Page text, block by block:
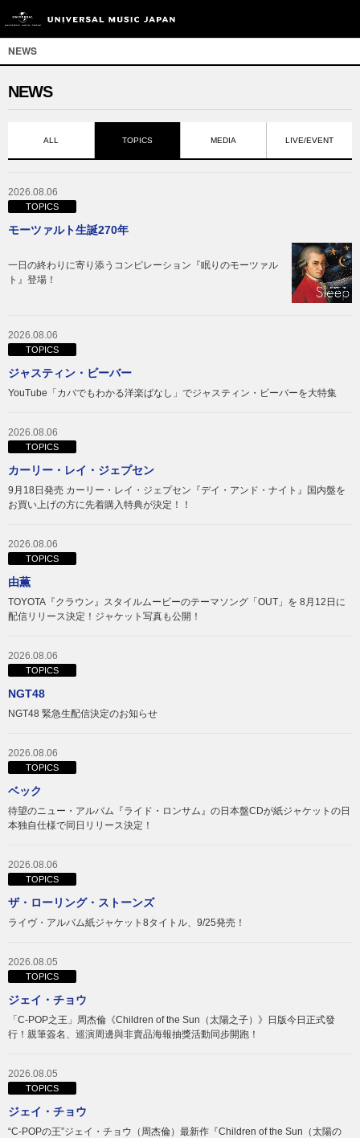
NEWS
NEWS
ALL TOPICS MEDIA LIVE/EVENT
2026.08.06
TOPICS
モーツァルト生誕270年
一日の終わりに寄り添うコンピレーション『眠りのモーツァル
ト』登場！
2026.08.06
TOPICS
ジャスティン・ビーバー
YouTube「カバでもわかる洋楽ばなし」でジャスティン・ビーバーを大特集
2026.08.06
TOPICS
カーリー・レイ・ジェプセン
9月18日発売 カーリー・レイ・ジェプセン『デイ・アンド・ナイト』国内盤を
お買い上げの方に先着購入特典が決定！！
2026.08.06
TOPICS
由薫
TOYOTA『クラウン』スタイルムービーのテーマソング「OUT」を 8月12日に
配信リリース決定！ジャケット写真も公開！
2026.08.06
TOPICS
NGT48
NGT48 緊急生配信決定のお知らせ
2026.08.06
TOPICS
ベック
待望のニュー・アルバム『ライド・ロンサム』の日本盤CDが紙ジャケットの日
本独自仕様で同日リリース決定！
2026.08.06
TOPICS
ザ・ローリング・ストーンズ
ライヴ・アルバム紙ジャケット8タイトル、9/25発売！
2026.08.05
TOPICS
ジェイ・チョウ
「C-POP之王」周杰倫《Children of the Sun（太陽之子）》日版今日正式發
行！親筆簽名、巡演周邊與非賣品海報抽獎活動同步開跑！
2026.08.05
TOPICS
ジェイ・チョウ
“C-POPの王”ジェイ・チョウ（周杰倫）最新作『Children of the Sun（太陽の